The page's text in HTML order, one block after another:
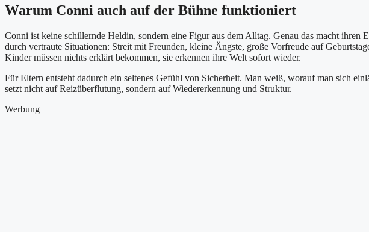
Warum Conni auch auf der Bühne funktioniert
Conni ist keine schillernde Heldin, sondern eine Figur aus dem Alltag. Genau das macht ihren
durch vertraute Situationen: Streit mit Freunden, kleine Ängste, große Vorfreude auf
Kinder müssen nichts erklärt bekommen, sie erkennen ihre Welt sofort wieder.
Für Eltern entsteht dadurch ein seltenes Gefühl von Sicherheit. Man weiß, worauf man sich
setzt nicht auf Reizüberflutung, sondern auf Wiedererkennung und Struktur.
Werbung